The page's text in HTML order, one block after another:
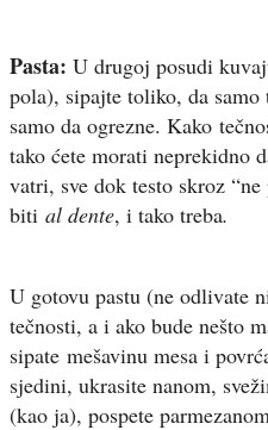
Pasta: U drugoj posudi
pola), sipajte toliko, da samo
samo da ogrezne. Kako
tako ćete morati neprekidno
vatri, sve dok testo skroz
biti al dente, i tako treba.
U gotovu pastu (ne odlivate
tečnosti, a i ako bude nešto
sipate mešavinu mesa i
sjedini, ukrasite nanom,
(kao ja), pospete